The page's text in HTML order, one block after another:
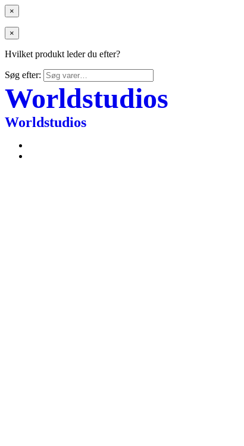
×
×
Hvilket produkt leder du efter?
Søg efter:
Worldstudios
Worldstudios